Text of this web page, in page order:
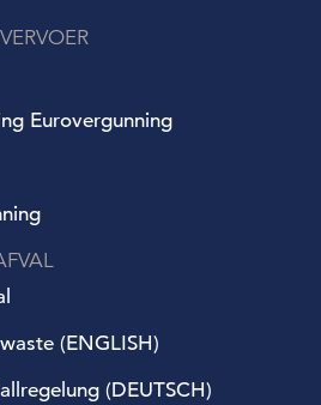
Eurovergunning
(ENGLISH)
(DEUTSCH)